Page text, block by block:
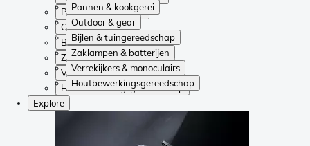
Pannen & kookgerei
Outdoor & gear
Bijlen & tuingereedschap
Zaklampen & batterijen
Verrekijkers & monoculairs
Houtbewerkingsgereedschap
Pannen & kookgerei
Outdoor & gear
Bijlen & tuingereedschap
Zaklampen & batterijen
Verrekijkers & monoculairs
Houtbewerkingsgereedschap
Explore